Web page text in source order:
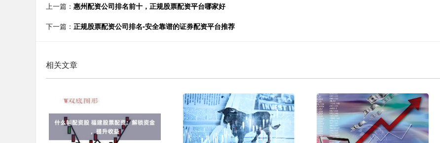
上一篇： 惠州配资公司排名前十，正规股票配资平台哪家好
下一篇： 正规股票配资公司排名-安全靠谱的证券配资平台推荐
相关文章